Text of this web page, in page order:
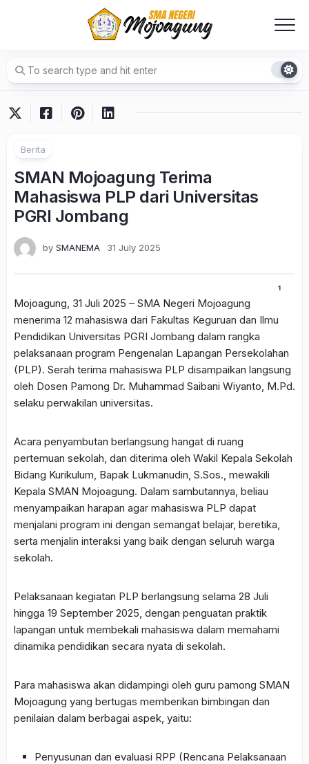
Berita
SMAN Mojoagung Terima
Mahasiswa PLP dari Universitas
PGRI Jombang
by SMANEMA 31 July 2025
1
Mojoagung, 31 Juli 2025 – SMA Negeri Mojoagung
menerima 12 mahasiswa dari Fakultas Keguruan dan Ilmu
Pendidikan Universitas PGRI Jombang dalam rangka
pelaksanaan program Pengenalan Lapangan Persekolahan
(PLP). Serah terima mahasiswa PLP disampaikan langsung
oleh Dosen Pamong Dr. Muhammad Saibani Wiyanto, M.Pd.
selaku perwakilan universitas.
Acara penyambutan berlangsung hangat di ruang
pertemuan sekolah, dan diterima oleh Wakil Kepala Sekolah
Bidang Kurikulum, Bapak Lukmanudin, S.Sos., mewakili
Kepala SMAN Mojoagung. Dalam sambutannya, beliau
menyampaikan harapan agar mahasiswa PLP dapat
menjalani program ini dengan semangat belajar, beretika,
serta menjalin interaksi yang baik dengan seluruh warga
sekolah.
Pelaksanaan kegiatan PLP berlangsung selama 28 Juli
hingga 19 September 2025, dengan penguatan praktik
lapangan untuk membekali mahasiswa dalam memahami
dinamika pendidikan secara nyata di sekolah.
Para mahasiswa akan didampingi oleh guru pamong SMAN
Mojoagung yang bertugas memberikan bimbingan dan
penilaian dalam berbagai aspek, yaitu:
Penyusunan dan evaluasi RPP (Rencana Pelaksanaan